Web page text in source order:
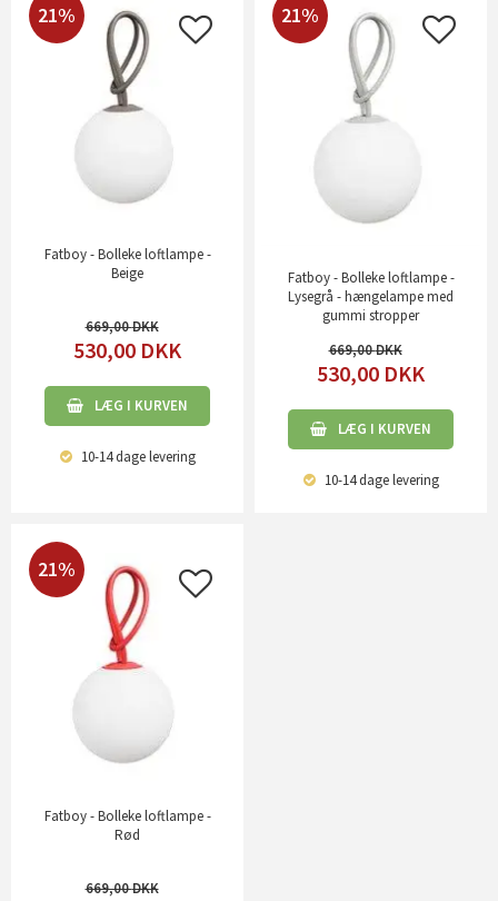
21%
Fatboy - Bolleke loftlampe -
Beige
669,00
530,00 DKK
LÆG I KURVEN
10-14 dagelevering
21%
Fatboy - Bolleke loftlampe -
Lysegrå - hængelampe med
gummi stropper
669,00
530,00 DKK
LÆG I KURVEN
10-14 dagelevering
21%
Fatboy - Bolleke loftlampe -
Rød
669,00